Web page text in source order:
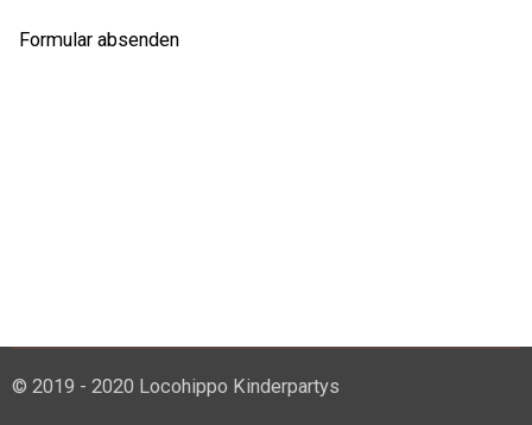
Formular absenden
© 2019 - 2020 Locohippo Kinderpartys